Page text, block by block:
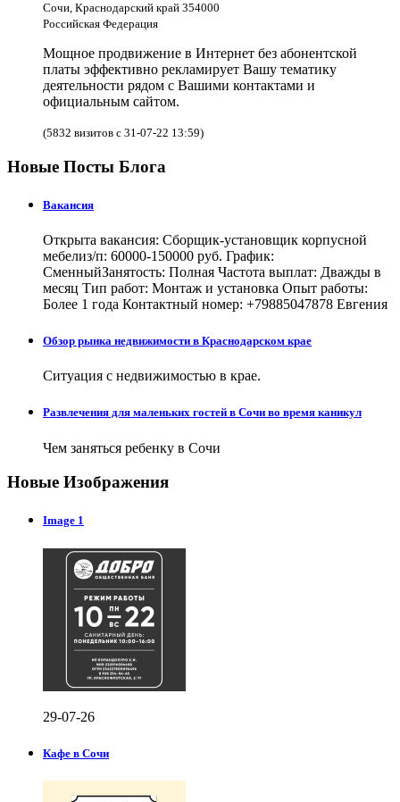
Сочи, Краснодарский край 354000
Российская Федерация
Мощное продвижение в Интернет без абонентской
платы эффективно рекламирует Вашу тематику
деятельности рядом с Вашими контактами и
официальным сайтом.
(5832 визитов с 31-07-22 13:59)
Новые Посты Блога
Вакансия
Открыта вакансия: Сборщик-установщик корпусной
мебелиз/п: 60000-150000 руб. График:
СменныйЗанятость: Полная Частота выплат: Дважды в
месяц Тип работ: Монтаж и установка Опыт работы:
Более 1 года Контактный номер: +79885047878 Евгения
Обзор рынка недвижимости в Краснодарском крае
Ситуация с недвижимостью в крае.
Развлечения для маленьких гостей в Сочи во время каникул
Чем заняться ребенку в Сочи
Новые Изображения
Image 1
29-07-26
Кафе в Сочи